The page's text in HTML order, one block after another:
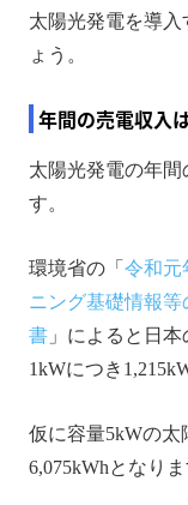
太陽光発電を導
ょう。
年間の売電収入
太陽光発電の年
す。
環境省の「 令和元
ニング基礎情報
書 」によると日
1kWにつき
仮に容量5kWの太
6,075kWhとなりま